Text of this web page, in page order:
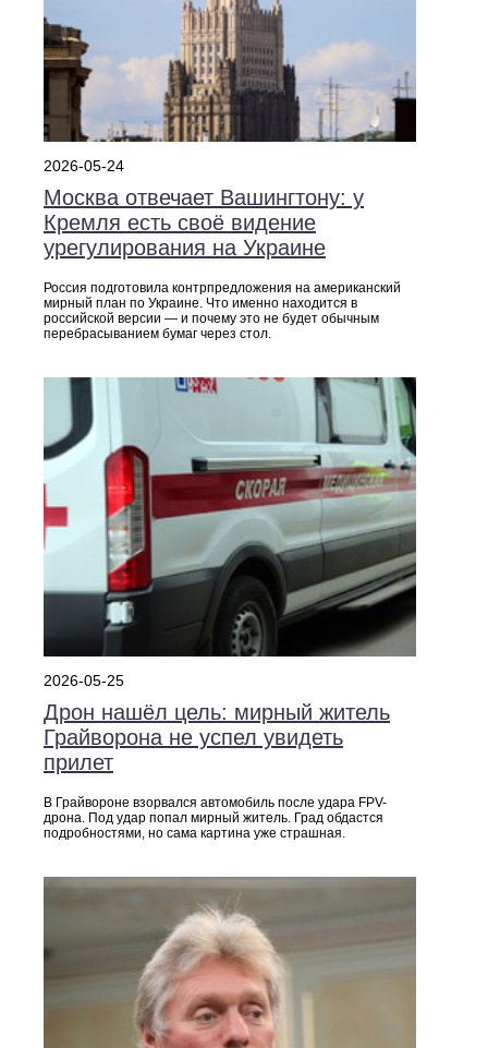
2026-05-24
Москва отвечает Вашингтону: у
Кремля есть своё видение
урегулирования на Украине
Россия подготовила контрпредложения на американский
мирный план по Украине. Что именно находится в
российской версии — и почему это не будет обычным
перебрасыванием бумаг через стол.
2026-05-25
Дрон нашёл цель: мирный житель
Грайворона не успел увидеть
прилет
В Грайвороне взорвался автомобиль после удара FPV-
дрона. Под удар попал мирный житель. Град обдастся
подробностями, но сама картина уже страшная.